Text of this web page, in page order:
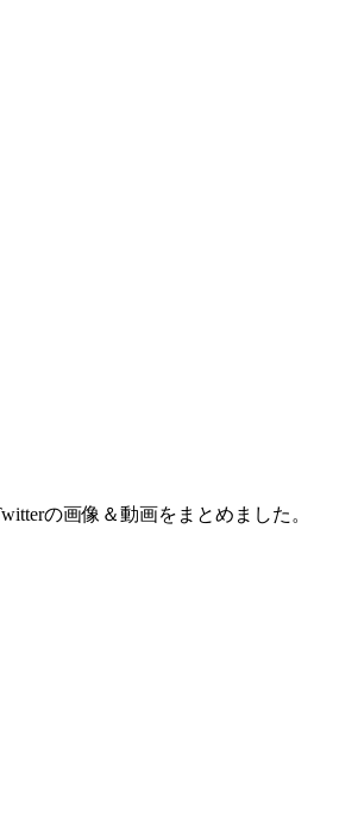
の画像＆動画をまとめました。